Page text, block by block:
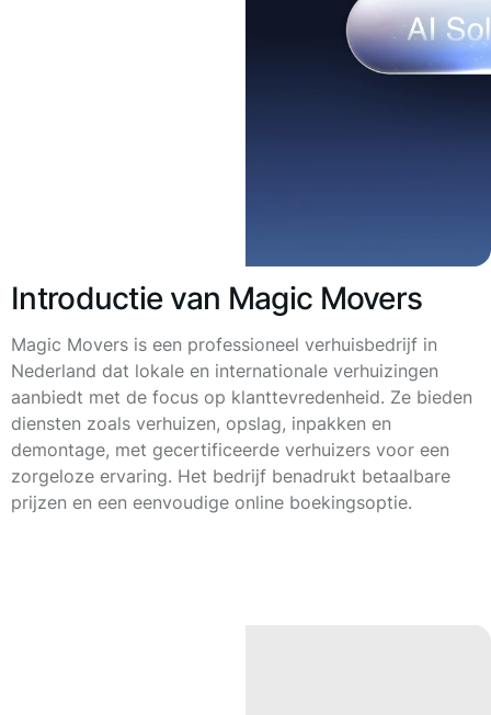
Introductie van Magic Movers
Magic Movers is een professioneel verhuisbedrijf in
Nederland dat lokale en internationale verhuizingen
aanbiedt met de focus op klanttevredenheid. Ze bieden
diensten zoals verhuizen, opslag, inpakken en
demontage, met gecertificeerde verhuizers voor een
zorgeloze ervaring. Het bedrijf benadrukt betaalbare
prijzen en een eenvoudige online boekingsoptie.